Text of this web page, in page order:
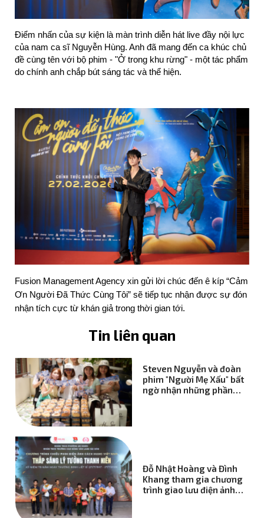
Điểm nhấn của sự kiện là màn trình diễn hát live đầy nội lực
của nam ca sĩ Nguyễn Hùng. Anh đã mang đến ca khúc chủ
đề cùng tên với bộ phim - "Ở trong khu rừng" - một tác phẩm
do chính anh chắp bút sáng tác và thể hiện.
Fusion Management Agency xin gửi lời chúc đến ê kíp “Cảm
Ơn Người Đã Thức Cùng Tôi” sẽ tiếp tục nhận được sự đón
nhận tích cực từ khán giả trong thời gian tới.
Tin liên quan
Xuân Phúc giới thiệu vai
diễn mới tại showcase
phim điện ảnh "Nghỉ Hè
Sợ Nghỉ Hưu"
Đỗ Nhật Hoàng tham gia
dự án điện ảnh mới: Yêu
Sai Yêu Lại!
LUNA HẰNG TRỊNH
Tour guide Steven
Nguyễn đồng hành cùng
Juky San và Gemini Hùng
Huỳnh trải nghiệm văn
hóa, ẩm thực TP.HCM
Steven Nguyễn gây ấn
tượng với màn chào sân
trong tập 2 Running Man
Vietnam
support đầy tình cảm từ
fansite gửi tới Steven
Nguyễn tại phim trường
"Người Mẹ Xấu"
Steven Nguyễn và đoàn
phim "Người Mẹ Xấu" bất
ngờ nhận những phần
Đỗ Nhật Hoàng và Đình
Khang tham gia chương
trình giao lưu điện ảnh